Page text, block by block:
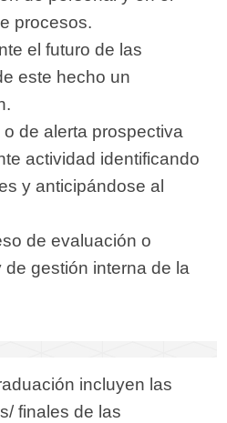
procesos.
el futuro de las
este hecho un
de alerta prospectiva
actividad identificando
y anticipándose al
de evaluación o
gestión interna de la
incluyen las
finales de las